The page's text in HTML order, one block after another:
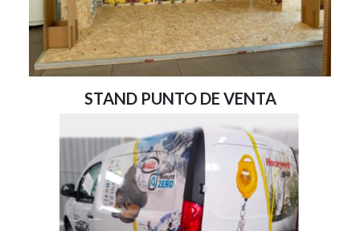
STAND PUNTO DE VENTA